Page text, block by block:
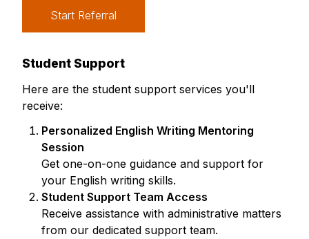
Start Referral
Student Support
Here are the student support services you'll
receive:
Personalized English Writing Mentoring
Session
Get one-on-one guidance and support for
your English writing skills.
Student Support Team Access
Receive assistance with administrative matters
from our dedicated support team.